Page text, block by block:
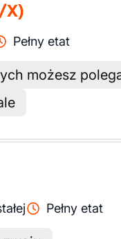
X)
Pełny etat
możesz
Pełny etat